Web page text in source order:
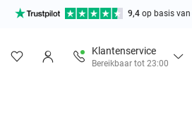
9,4 op basis van
Klantenservice
Bereikbaar tot 23:00